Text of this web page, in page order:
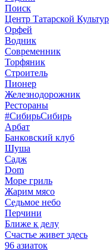
Поиск
Центр Татарской
Орфей
Водник
Современник
Торфяник
Строитель
Пионер
Железнодорожник
Рестораны
#СибирьСибирь
Арбат
Банковский клуб
Шуша
Садж
Dom
Море гриль
Жарим мясо
Седьмое небо
Перчини
Ближе к делу
Счастье живет здесь
96 азиаток